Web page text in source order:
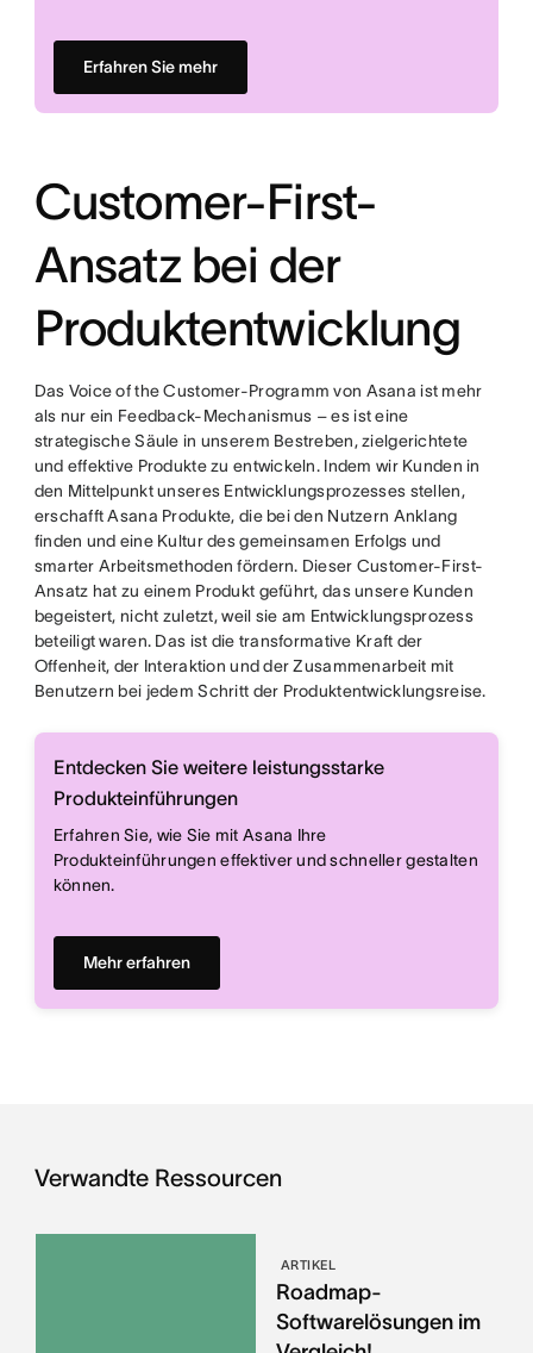
Erfahren Sie mehr
Customer-First-
Ansatz bei der
Produktentwicklung
Das Voice of the Customer-Programm von Asana ist mehr
als nur ein Feedback-Mechanismus – es ist eine
strategische Säule in unserem Bestreben, zielgerichtete
und effektive Produkte zu entwickeln. Indem wir Kunden in
den Mittelpunkt unseres Entwicklungsprozesses stellen,
erschafft Asana Produkte, die bei den Nutzern Anklang
finden und eine Kultur des gemeinsamen Erfolgs und
smarter Arbeitsmethoden fördern. Dieser Customer-First-
Ansatz hat zu einem Produkt geführt, das unsere Kunden
begeistert, nicht zuletzt, weil sie am Entwicklungsprozess
beteiligt waren. Das ist die transformative Kraft der
Offenheit, der Interaktion und der Zusammenarbeit mit
Benutzern bei jedem Schritt der Produktentwicklungsreise.
Entdecken Sie weitere leistungsstarke
Produkteinführungen
Erfahren Sie, wie Sie mit Asana Ihre
Produkteinführungen effektiver und schneller gestalten
können.
Mehr erfahren
Verwandte Ressourcen
ARTIKEL
Roadmap-
Softwarelösungen im